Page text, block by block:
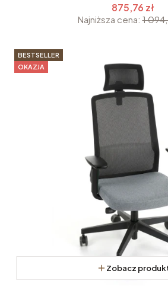
875,76 zł
Najniższa cena: 1
OKAZJA
BESTSELLER
Zobacz